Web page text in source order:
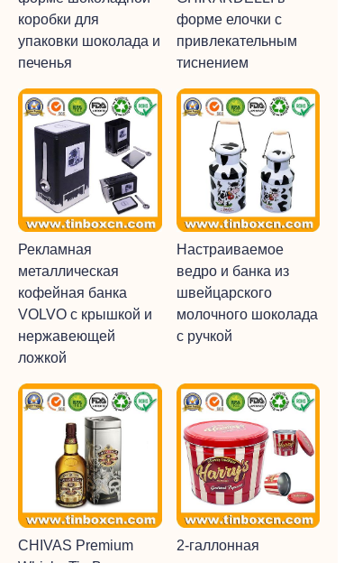
коробки для
упаковки шоколада и
печенья
форме елочки с
привлекательным
тиснением
Рекламная
металлическая
кофейная банка
VOLVO с крышкой и
нержавеющей
ложкой
Настраиваемое
ведро и банка из
швейцарского
молочного шоколада
с ручкой
CHIVAS Premium
2-галлонная